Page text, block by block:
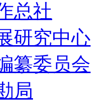
总社
研究中心
纂委员会
局